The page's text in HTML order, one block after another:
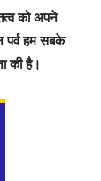
को अपने
पर्व हम सबके
की है।